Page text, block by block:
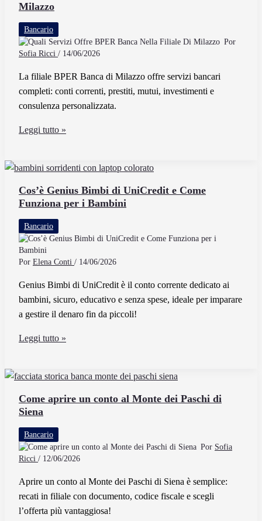
E
Come
Può
Migliorare
Tua
Banca
Milazzo
Bancario
Por
Sofia Ricci / 14/06/2026
La filiale BPER Banca di Milazzo offre servizi bancari
completi: conti correnti, prestiti, mutui, investimenti e
consulenza personalizzata.
Quali
BPER
Banca
Nella
Filiale
Di
Milazzo
Leggi tutto »
Cos’è Genius Bimbi di UniCredit e Come
Funziona per i Bambini
Bancario
Por Elena Conti / 14/06/2026
Genius Bimbi di UniCredit è il conto corrente dedicato ai
bambini, sicuro, educativo e senza spese, ideale per imparare
a gestire il denaro fin da piccoli!
Cos’è
di
UniCredit
e
Come
Funziona
per
Bambini
Leggi tutto »
Come aprire un conto al Monte dei Paschi di
Siena
Bancario
Por Sofia
Ricci / 12/06/2026
Aprire un conto al Monte dei Paschi di Siena è semplice:
recati in filiale con documento, codice fiscale e scegli
l’offerta più vantaggiosa!